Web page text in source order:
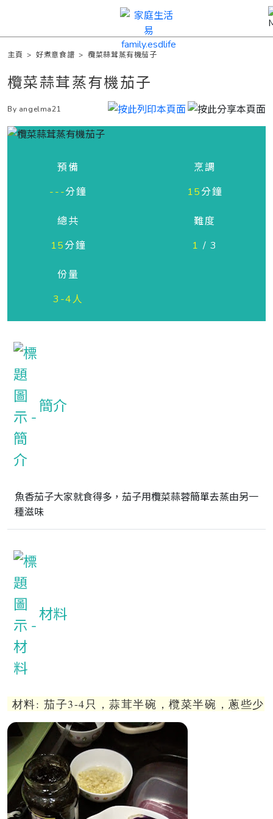
主頁 >好煮意食譜 >欖菜蒜茸蒸有機茄子
欖菜蒜茸蒸有機茄子
By angelma21
預備
---分鐘
烹調
15分鐘
總共
15分鐘
難度
1 / 3
份量
3-4人
簡介
魚香茄子大家就食得多，茄子用欖菜蒜蓉簡單去蒸由另一
種滋味
材料
材料: 茄子3-4只，蒜茸半碗，欖菜半碗，蔥些少